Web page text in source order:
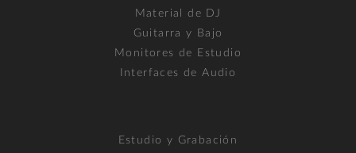
Material de DJ
Guitarra y Bajo
Monitores de Estudio
Interfaces de Audio
Estudio y Grabación